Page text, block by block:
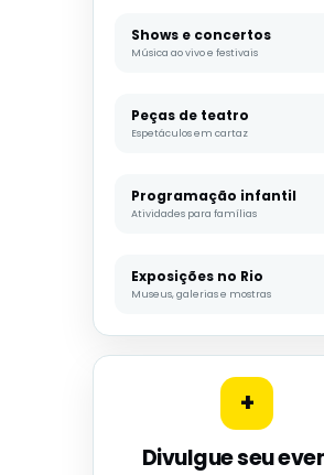
Shows e concertos
Música ao vivo e festivais
Peças de teatro
Espetáculos em cartaz
Programação infantil
Atividades para famílias
Exposições no Rio
Museus, galerias e mostras
+
Divulgue seu